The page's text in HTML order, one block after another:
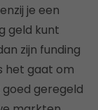
je een
geld kunt
zijn funding
het gaat om
geregeld